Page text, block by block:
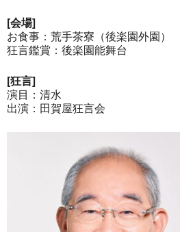
[会場]
お食事：荒手茶寮（後楽園外園）
狂言鑑賞：後楽園能舞台
[狂言]
演目：清水
出演：田賀屋狂言会